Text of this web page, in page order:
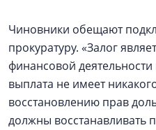
Чиновники обещают
прокуратуру. «Залог
финансовой
выплата не имеет
восстановлению прав
должны восстанавливать